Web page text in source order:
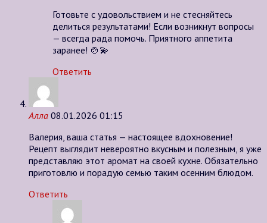
Готовьте с удовольствием и не стесняйтесь
делиться результатами! Если возникнут вопросы
— всегда рада помочь. Приятного аппетита
заранее! 🍲💫
Ответить
Алла 08.01.2026 01:15
Валерия, ваша статья — настоящее вдохновение!
Рецепт выглядит невероятно вкусным и полезным, я уже
представляю этот аромат на своей кухне. Обязательно
приготовлю и порадую семью таким осенним блюдом.
Ответить